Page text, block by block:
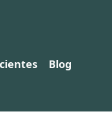
Blog